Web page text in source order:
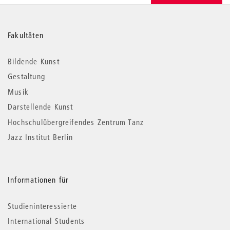
Weitere
Informationen
Fakultäten
Bildende Kunst
Gestaltung
Musik
Darstellende Kunst
Hochschulübergreifendes Zentrum Tanz
Jazz Institut Berlin
Informationen für
Studieninteressierte
International Students